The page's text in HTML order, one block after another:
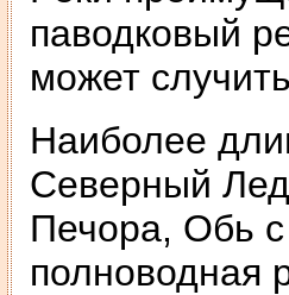
паводковый
может
Наиболее
Северный
Печора, Обь
полноводная